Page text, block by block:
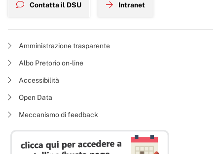
Contatta il DSU Intranet
Amministrazione trasparente
Albo Pretorio on-line
Accessibilità
Open Data
Meccanismo di feedback